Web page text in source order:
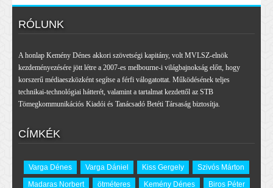
RÓLUNK
A honlap Kemény Dénes akkori szövetségi kapitány, volt MVLSZ-elnök
kezdeményezésére jött létre a 2007-es melbourne-i világbajnokság előtt, hogy
korszerű médiaeszközként segítse a férfi válogatottat. Működésének teljes
technikai-technológiai hátterét, valamint a tartalmat kezdettől az STB
Tömegkommunikációs Kiadói és Tanácsadó Betéti Társaság biztosítja.
CÍMKÉK
Varga Dénes Varga Dániel Kiss Gergely
Szivós Márton
Madaras Norbert
ötméteres Kemény Dénes Biros Péter